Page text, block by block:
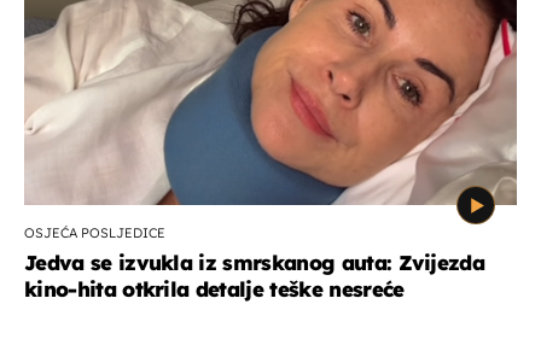
OSJEĆA POSLJEDICE
Jedva se izvukla iz smrskanog auta: Zvijezda
kino-hita otkrila detalje teške nesreće